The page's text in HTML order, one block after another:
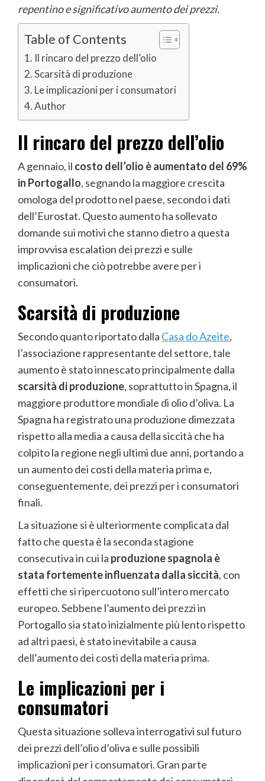
repentino e significativo aumento dei prezzi.
Table of Contents
Il rincaro del prezzo dell’olio
Scarsità di produzione
Le implicazioni per i consumatori
Author
Il rincaro del prezzo dell’olio
A gennaio, il costo dell’olio è aumentato del 69%
in Portogallo, segnando la maggiore crescita
omologa del prodotto nel paese, secondo i dati
dell’Eurostat. Questo aumento ha sollevato
domande sui motivi che stanno dietro a questa
improvvisa escalation dei prezzi e sulle
implicazioni che ciò potrebbe avere per i
consumatori.
Scarsità di produzione
Secondo quanto riportato dalla Casa do Azeite,
l’associazione rappresentante del settore, tale
aumento è stato innescato principalmente dalla
scarsità di produzione, soprattutto in Spagna, il
maggiore produttore mondiale di olio d’oliva. La
Spagna ha registrato una produzione dimezzata
rispetto alla media a causa della siccità che ha
colpito la regione negli ultimi due anni, portando a
un aumento dei costi della materia prima e,
conseguentemente, dei prezzi per i consumatori
finali.
La situazione si è ulteriormente complicata dal
fatto che questa è la seconda stagione
consecutiva in cui la produzione spagnola è
stata fortemente influenzata dalla siccità, con
effetti che si ripercuotono sull’intero mercato
europeo. Sebbene l’aumento dei prezzi in
Portogallo sia stato inizialmente più lento rispetto
ad altri paesi, è stato inevitabile a causa
dell’aumento dei costi della materia prima.
Le implicazioni per i
consumatori
Questa situazione solleva interrogativi sul futuro
dei prezzi dell’olio d’oliva e sulle possibili
implicazioni per i consumatori. Gran parte